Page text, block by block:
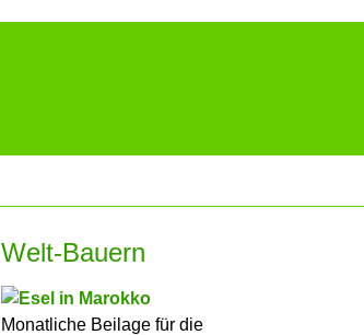
Welt-Bauern
Monatliche Beilage für die